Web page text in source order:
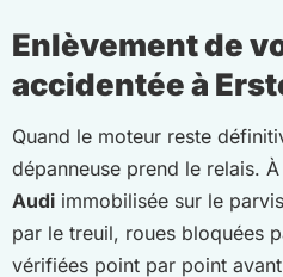
Enlèvement de
accidentée à
Quand le moteur reste
dépanneuse prend le relais. À
Audi immobilisée sur le
par le treuil, roues bloquées
vérifiées point par point